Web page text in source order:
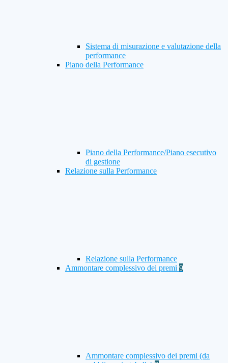
Sistema di misurazione e valutazione della
performance
Piano della Performance
Piano della Performance/Piano esecutivo
di gestione
Relazione sulla Performance
Relazione sulla Performance
Ammontare complessivo dei premi 9
Ammontare complessivo dei premi (da